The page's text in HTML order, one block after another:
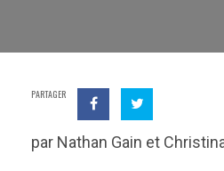
PARTAGER
par Nathan Gain et